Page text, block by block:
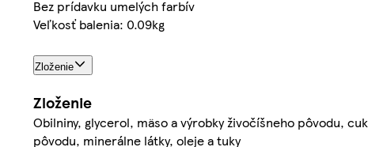
Bez prídavku umelých farbív
Veľkosť balenia: 0.09kg
Zloženie
Zloženie
Obilniny, glycerol, mäso a výrobky živočíšneho pôvodu,
pôvodu, minerálne látky, oleje a tuky